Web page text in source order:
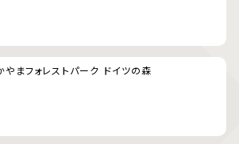
やまフォレストパーク ドイツの森